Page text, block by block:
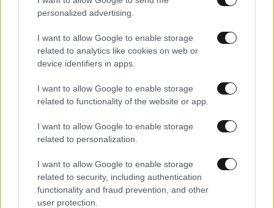
personalized advertising.
I want to allow Google to enable storage
related to analytics like cookies on web or
device identifiers in apps.
I want to allow Google to enable storage
related to functionality of the website or app.
I want to allow Google to enable storage
related to personalization.
I want to allow Google to enable storage
related to security, including authentication
functionality and fraud prevention, and other
user protection.
Ποιοι φορολογούμενοι θα λάβουν email ή
τηλεφώνημα από την ΑΑΔΕ για φορολογικές
εκκρεμότητες